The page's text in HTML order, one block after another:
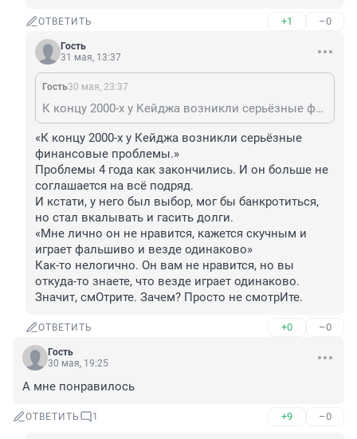
ОТВЕТИТЬ +1 –0
Гость
31 мая, 13:37
Гость30 мая, 23:37
К концу 2000-х у Кейджа возникли серьёзные финансовые проблемы. Он задолжал миллионы долларов налогов и был вынужден распродать своё имущество, в том числе имение в Лас -Вегасе за $14млн. Чтобы погасить долги, он начал браться за любую роль, какой бы нелепой она ни была. Мне лично он не нравится, кажется скучным и играет фальшиво и везде одинаково.
«К концу 2000-х у Кейджа возникли серьёзные
финансовые проблемы.»
Проблемы 4 года как закончились. И он больше не
соглашается на всё подряд.
И кстати, у него был выбор, мог бы банкротиться,
но стал вкалывать и гасить долги.
«Мне лично он не нравится, кажется скучным и
играет фальшиво и везде одинаково»
Как-то нелогично. Он вам не нравится, но вы
откуда-то знаете, что везде играет одинаково.
Значит, смОтрите. Зачем? Просто не смотрИте.
ОТВЕТИТЬ +0 –0
Гость
30 мая, 19:25
А мне понравилось
ОТВЕТИТЬ 1 +9 –0